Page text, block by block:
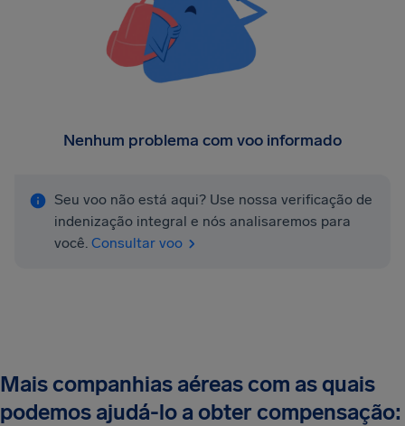
Nenhum problema com voo informado
Seu voo não está aqui? Use nossa verificação de
indenização integral e nós analisaremos para
você. Consultar voo
Mais companhias aéreas com as quais
podemos ajudá-lo a obter compensação: